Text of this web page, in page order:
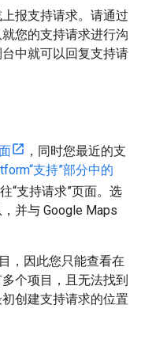
报支持请求。请通过
您的支持请求进行沟
中就可以回复支持请
，同时您最近的支
支持”部分中的
“支持请求”页面。选
并与 Google Maps
，因此您只能查看在
个项目，且无法找到
创建支持请求的位置